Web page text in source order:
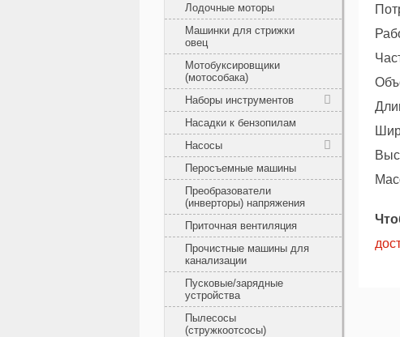
Лодочные моторы
Машинки для стрижки
овец
Мотобуксировщики
(мотособака)
Наборы инструментов
Насадки к бензопилам
Насосы
Перосъемные машины
Преобразователи
(инверторы) напряжения
Приточная вентиляция
Прочистные машины для
канализации
Пусковые/зарядные
устройства
Пылесосы
(стружкоотсосы)